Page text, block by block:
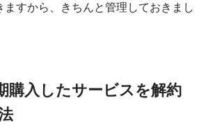
ますから、きちんと管理しておきまし
購入したサービスを解約